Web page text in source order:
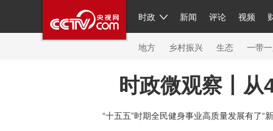
时政 新闻 评论 视频
人民领袖习近平 联播+ 中国
直播 片库 栏目大全 节目单
繁体 海外频道 iPanda
地方 乡村振兴 生态 一带
网络春晚 共产党员网 秧纪录 纪
时政微观察丨从
“十五五”时期全民健身事业高质量发展有了“